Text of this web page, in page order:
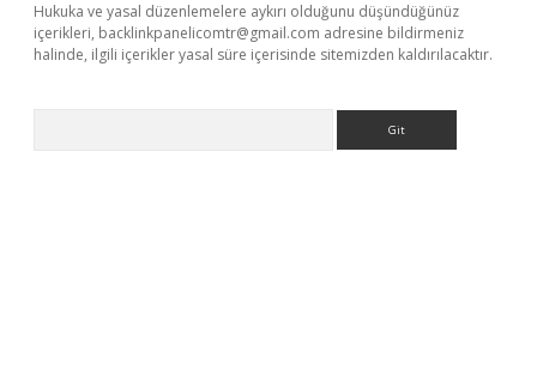
Hukuka ve yasal düzenlemelere aykırı olduğunu düşündüğünüz
içerikleri, backlinkpanelicomtr@gmail.com adresine bildirmeniz
halinde, ilgili içerikler yasal süre içerisinde sitemizden kaldırılacaktır.